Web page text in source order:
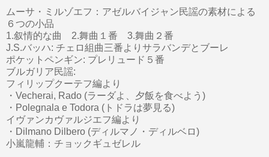
ムーサ・ミルゾエフ：アゼルバイジャン民謡の素材による
６つの小品
1.叙情的な曲 2.舞曲１番 3.舞曲２番
J.S.バッハ: チェロ組曲三番よりサラバンデとブーレ
ポケットペンギン: プレリュード５番
ブルガリア民謡:
フィリップクーテフ編より
・Vecherai, Rado (ラーダよ、夕飯を食べよう)
・Polegnala e Todora (トドラは夢見る)
イヴァンカヴァルジエフ編より
・Dilmano Dilbero (ディルマノ・ディルベロ)
小嵐龍輔：チョックギュゼレル